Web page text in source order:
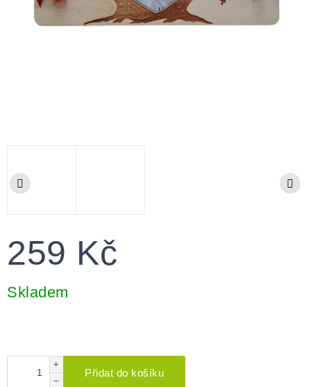
259 Kč
cena:
Skladem
+
−
Přidat do košíku